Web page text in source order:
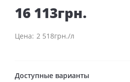
16 113грн.
2 518грн./л
Доступные варианты